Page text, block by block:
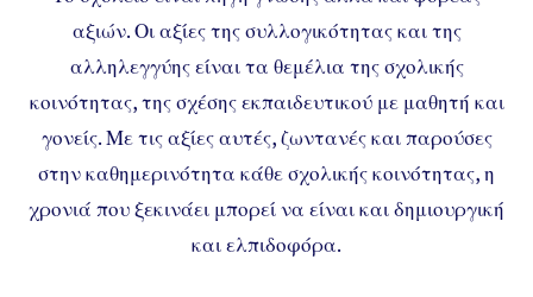
αξιών. Οι αξίες της συλλογικότητας και της
αλληλεγγύης είναι τα θεμέλια της σχολικής
κοινότητας, της σχέσης εκπαιδευτικού με μαθητή και
γονείς. Με τις αξίες αυτές, ζωντανές και παρούσες
στην καθημερινότητα κάθε σχολικής κοινότητας, η
χρονιά που ξεκινάει μπορεί να είναι και δημιουργική
και ελπιδοφόρα.